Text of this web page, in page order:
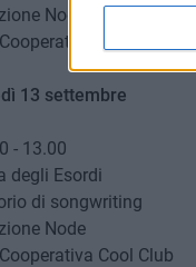
Node
Cool Club
13 settembre
- 13.00
degli Esordi
di songwriting
Node
Cool Club